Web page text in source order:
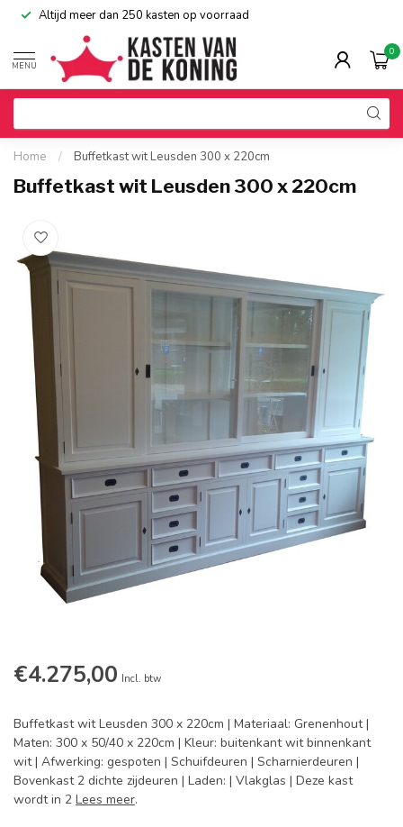
Altijd meer dan 250 kasten op voorraad
MENU
0
Home / Buffetkast wit Leusden 300 x 220cm
Buffetkast wit Leusden 300 x 220cm
€4.275,00 Incl. btw
Buffetkast wit Leusden 300 x 220cm | Materiaal: Grenenhout |
Maten: 300 x 50/40 x 220cm | Kleur: buitenkant wit binnenkant
wit | Afwerking: gespoten | Schuifdeuren | Scharnierdeuren |
Bovenkast 2 dichte zijdeuren | Laden: | Vlakglas | Deze kast
wordt in 2 Lees meer.